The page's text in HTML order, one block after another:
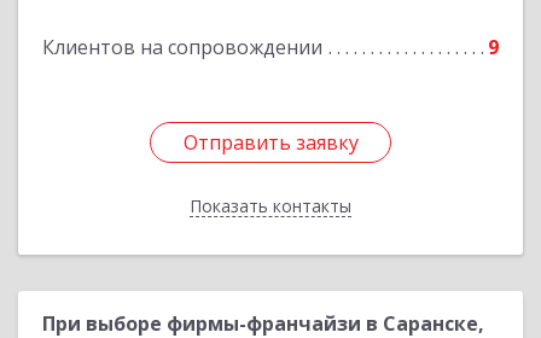
Клиентов на сопровождении 9
Отправить заявку
Показать контакты
Подробнее
Отправить заявку
Назад
При выборе фирмы-франчайзи в Саранске,